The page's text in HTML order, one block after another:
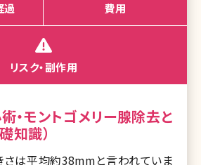
過 費用
リスク・副作用
・モントゴメリー腺除去と
知識）
は平均約38mmと言われていま